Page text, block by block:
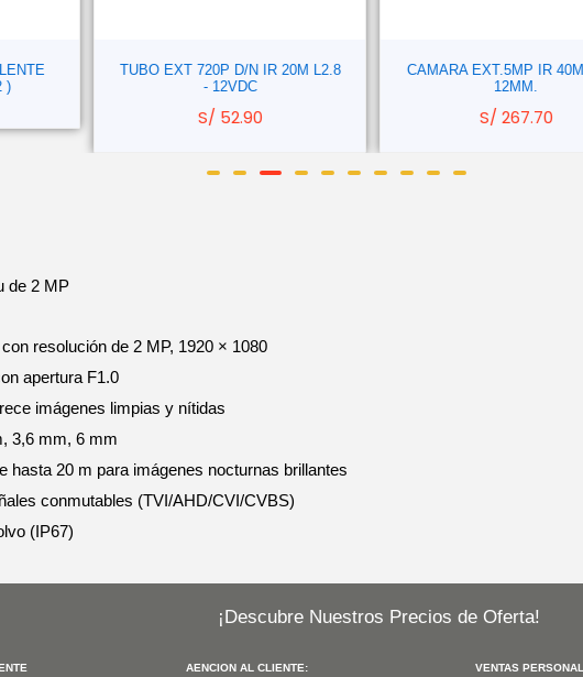
TUBO EXT 720P D/N IR 20M L2.8
- 12VDC
52.90
CAMARA EXT.5MP IR 40M L.2.8-
12MM.
267.70
de 2 MP
resolución de 2 MP, 1920 × 1080
apertura F1.0
imágenes limpias y nítidas
3,6 mm, 6 mm
hasta 20 m para imágenes nocturnas brillantes
conmutables (TVI/AHD/CVI/CVBS)
(IP67)
¡Descubre Nuestros Precios de Oferta!
AENCION AL CLIENTE: VENTAS